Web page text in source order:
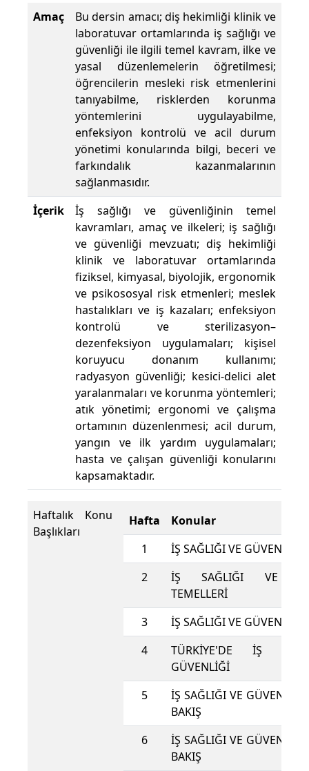
Amaç
Bu dersin amacı; diş hekimliği klinik ve
laboratuvar ortamlarında iş sağlığı ve
güvenliği ile ilgili temel kavram, ilke ve
yasal düzenlemelerin öğretilmesi;
öğrencilerin mesleki risk etmenlerini
tanıyabilme, risklerden korunma
yöntemlerini uygulayabilme,
enfeksiyon kontrolü ve acil durum
yönetimi konularında bilgi, beceri ve
farkındalık kazanmalarının
sağlanmasıdır.
İçerik
İş sağlığı ve güvenliğinin temel
kavramları, amaç ve ilkeleri; iş sağlığı
ve güvenliği mevzuatı; diş hekimliği
klinik ve laboratuvar ortamlarında
fiziksel, kimyasal, biyolojik, ergonomik
ve psikososyal risk etmenleri; meslek
hastalıkları ve iş kazaları; enfeksiyon
kontrolü ve sterilizasyon–
dezenfeksiyon uygulamaları; kişisel
koruyucu donanım kullanımı;
radyasyon güvenliği; kesici-delici alet
yaralanmaları ve korunma yöntemleri;
atık yönetimi; ergonomi ve çalışma
ortamının düzenlenmesi; acil durum,
yangın ve ilk yardım uygulamaları;
hasta ve çalışan güvenliği konularını
kapsamaktadır.
Haftalık Konu
Başlıkları
Hafta
Konular
1
İŞ SAĞLIĞI VE GÜVENLİĞİ
2
İŞ SAĞLIĞI VE
TEMELLERİ
3
İŞ SAĞLIĞI VE GÜVENLİĞİ
4
TÜRKİYE'DE İŞ
GÜVENLİĞİ
5
İŞ SAĞLIĞI VE
BAKIŞ
6
İŞ SAĞLIĞI VE
BAKIŞ